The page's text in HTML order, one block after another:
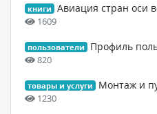
книги Авиация стран оси
1609
пользователи Профиль
820
товары и услуги Монтаж и
1230